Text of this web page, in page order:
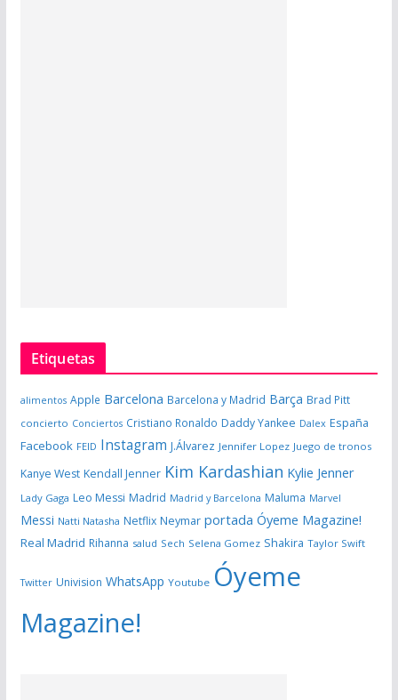
Etiquetas
alimentos Apple Barcelona Barcelona y Madrid Barça Brad Pitt
concierto Conciertos Cristiano Ronaldo Daddy Yankee Dalex España
Facebook FEID Instagram J.Álvarez Jennifer Lopez Juego de tronos
Kanye West Kendall Jenner Kim Kardashian Kylie Jenner
Lady Gaga Leo Messi Madrid Madrid y Barcelona Maluma Marvel
Messi Natti Natasha Netflix Neymar portada Óyeme Magazine!
Real Madrid Rihanna salud Sech Selena Gomez Shakira Taylor Swift
Twitter Univision WhatsApp Youtube Óyeme
Magazine!